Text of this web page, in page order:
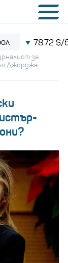
78.72 $/барел
за
Джорджа